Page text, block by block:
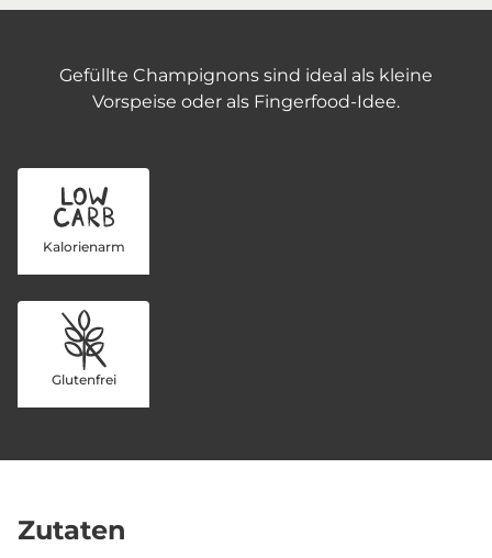
Gefüllte Champignons sind ideal als kleine
Vorspeise oder als Fingerfood-Idee.
Kalorienarm
Glutenfrei
Zutaten